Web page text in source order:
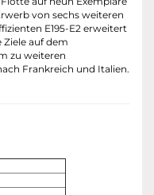
von sechs weiteren
E195-E2 erweitert
auf dem
zu weiteren
Frankreich und Italien.